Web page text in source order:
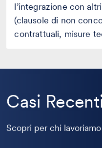
l’integrazione con
(clausole di non
contrattuali, misure
Casi
Scopri per chi lavoriamo